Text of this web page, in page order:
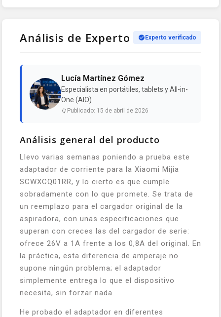
Análisis de Experto Experto verificado
Lucía Martínez Gómez
Especialista en portátiles, tablets y All-in-
One (AIO)
Publicado: 15 de abril de 2026
Análisis general del producto
Llevo varias semanas poniendo a prueba este
adaptador de corriente para la Xiaomi Mijia
SCWXCQ01RR, y lo cierto es que cumple
sobradamente con lo que promete. Se trata de
un reemplazo para el cargador original de la
aspiradora, con unas especificaciones que
superan con creces las del cargador de serie:
ofrece 26V a 1A frente a los 0,8A del original. En
la práctica, esta diferencia de amperaje no
supone ningún problema; el adaptador
simplemente entrega lo que el dispositivo
necesita, sin forzar nada.
He probado el adaptador en diferentes